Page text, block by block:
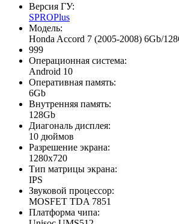
Версия ГУ:
SPROPlus
Модель:
Honda Accord 7 (2005-2008) 6Gb/
999
Операционная система:
Android 10
Оперативная память:
6Gb
Внутренняя память:
128Gb
Диагональ дисплея:
10 дюймов
Разрешение экрана:
1280x720
Тип матрицы экрана:
IPS
Звуковой процессор:
MOSFET TDA 7851
Платформа чипа: